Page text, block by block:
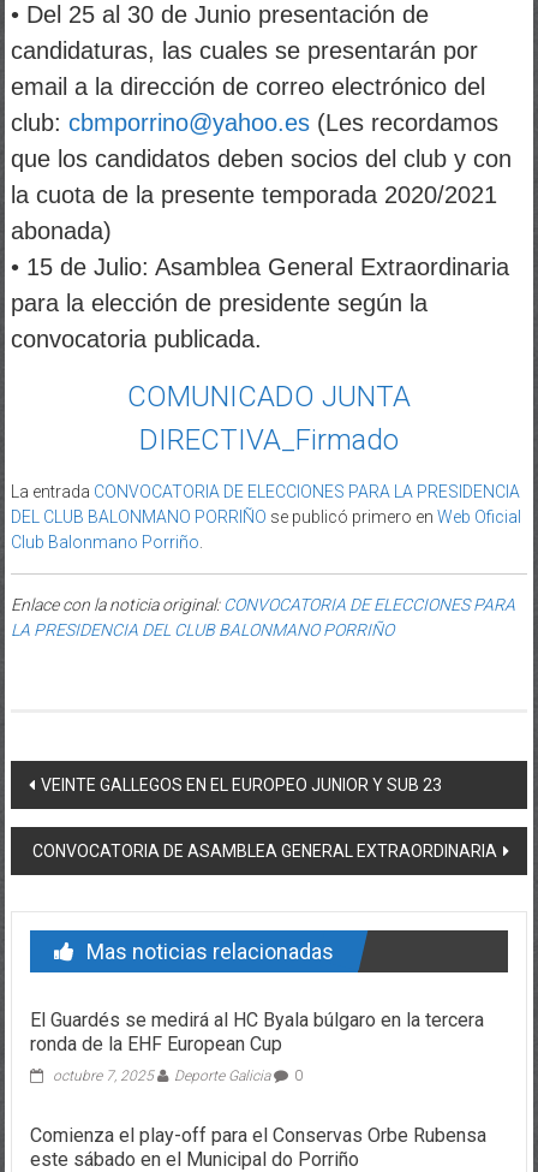
• Del 25 al 30 de Junio presentación de
candidaturas, las cuales se presentarán por
email a la dirección de correo electrónico del
club: cbmporrino@yahoo.es (Les recordamos
que los candidatos deben socios del club y con
la cuota de la presente temporada 2020/2021
abonada)
• 15 de Julio: Asamblea General Extraordinaria
para la elección de presidente según la
convocatoria publicada.
COMUNICADO JUNTA
DIRECTIVA_Firmado
La entrada CONVOCATORIA DE ELECCIONES PARA LA PRESIDENCIA
DEL CLUB BALONMANO PORRIÑO se publicó primero en Web Oficial
Club Balonmano Porriño.
Enlace con la noticia original:CONVOCATORIA DE ELECCIONES PARA
LA PRESIDENCIA DEL CLUB BALONMANO PORRIÑO
Post navigation
VEINTE GALLEGOS EN EL EUROPEO JUNIOR Y SUB 23
CONVOCATORIA DE ASAMBLEA GENERAL EXTRAORDINARIA
Mas noticias relacionadas
El Guardés se medirá al HC Byala búlgaro en la tercera
ronda de la EHF European Cup
octubre 7, 2025 Deporte Galicia 0
Comienza el play-off para el Conservas Orbe Rubensa
este sábado en el Municipal do Porriño